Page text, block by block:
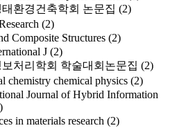
환경건축학회 논문집 (2)
(2)
Composite Structures (2)
J (2)
처리학회 학술대회논문집 (2)
chemistry chemical physics (2)
Journal of Hybrid Information
in materials research (2)